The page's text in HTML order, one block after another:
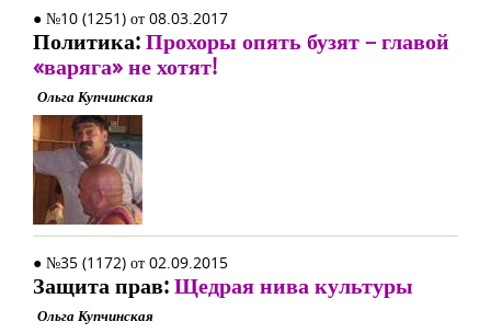
● №10 (1251) от 08.03.2017
Политика:Прохоры опять бузят – главой
«варяга» не хотят!
Ольга Купчинская
● №35 (1172) от 02.09.2015
Защита прав:Щедрая нива культуры
Ольга Купчинская